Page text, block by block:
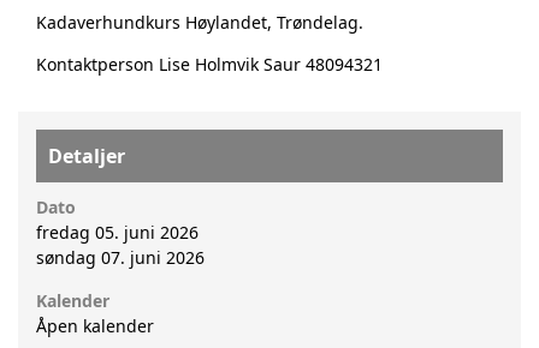
Kadaverhundkurs Høylandet, Trøndelag.
Kontaktperson Lise Holmvik Saur 48094321
Detaljer
Dato
fredag 05. juni 2026
søndag 07. juni 2026
Kalender
Åpen kalender